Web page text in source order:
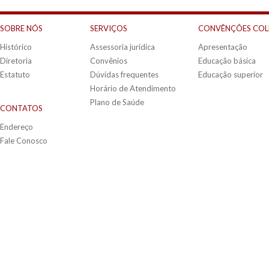
SOBRE NÓS
Histórico
Diretoria
Estatuto
CONTATOS
Endereço
Fale Conosco
SERVIÇOS
Assessoria jurídica
Convênios
Dúvidas frequentes
Horário de Atendimento
Plano de Saúde
CONVÊNÇÕES
Apresentação
Educação básica
Educação superior